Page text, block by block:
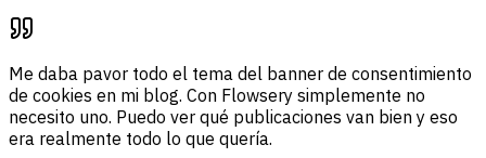
Me daba pavor todo el tema del banner de consentimiento
de cookies en mi blog. Con Flowsery simplemente no
necesito uno. Puedo ver qué publicaciones van bien y eso
era realmente todo lo que quería.